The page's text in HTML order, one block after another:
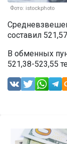
Фото: istockphoto
составил
В обменных
521,38-523,55